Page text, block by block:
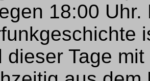
18:00
dieser Tage